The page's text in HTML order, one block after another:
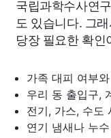
국립과학수사연
도 있습니다. 그
당장 필요한 확
가족 대피 여부
우리 동 출입구,
전기, 가스, 수도
연기 냄새나 누